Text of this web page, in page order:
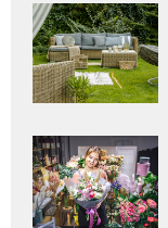
Adaugă
aici textul
pentru
subtitlu
Adaugă
aici textul
pentru